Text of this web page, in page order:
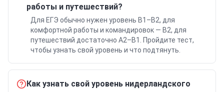
работы и путешествий?
Для ЕГЭ обычно нужен уровень B1–B2, для
комфортной работы и командировок — B2, для
путешествий достаточно A2–B1. Пройдите тест,
чтобы узнать свой уровень и что подтянуть.
Как узнать свой уровень нидерландского